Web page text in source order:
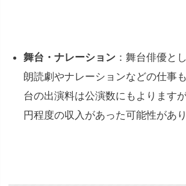
舞台・ナレーション ：舞台俳優と
朗読劇やナレーションなどの仕事
台の出演料は公演数にもよります
円程度の収入があった可能性があり